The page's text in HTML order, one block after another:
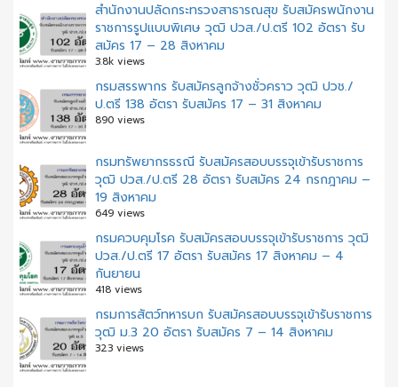
สำนักงานปลัดกระทรวงสาธารณสุข รับสมัครพนักงาน
ราชการรูปแบบพิเศษ วุฒิ ปวส./ป.ตรี 102 อัตรา รับ
สมัคร 17 – 28 สิงหาคม
3.8k views
กรมสรรพากร รับสมัครลูกจ้างชั่วคราว วุฒิ ปวช./
ป.ตรี 138 อัตรา รับสมัคร 17 – 31 สิงหาคม
890 views
กรมทรัพยากรธรณี รับสมัครสอบบรรจุเข้ารับราชการ
วุฒิ ปวส./ป.ตรี 28 อัตรา รับสมัคร 24 กรกฎาคม –
19 สิงหาคม
649 views
กรมควบคุมโรค รับสมัครสอบบรรจุเข้ารับราชการ วุฒิ
ปวส./ป.ตรี 17 อัตรา รับสมัคร 17 สิงหาคม – 4
กันยายน
418 views
กรมการสัตว์ทหารบก รับสมัครสอบบรรจุเข้ารับราชการ
วุฒิ ม.3 20 อัตรา รับสมัคร 7 – 14 สิงหาคม
323 views